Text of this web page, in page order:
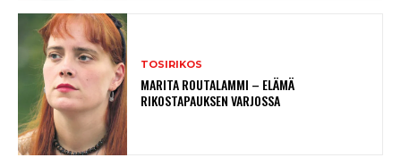
TOSIRIKOS
MARITA ROUTALAMMI – ELÄMÄ
RIKOSTAPAUKSEN VARJOSSA